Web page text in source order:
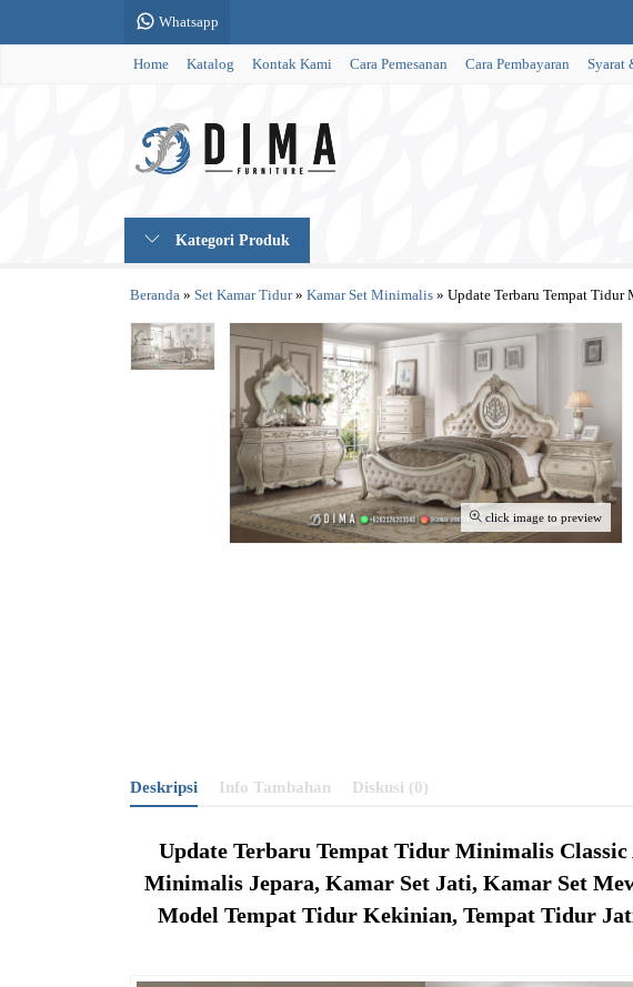
Whatsapp
Home Katalog Kontak Kami Cara Pemesanan Cara Pembayaran Syarat
Kategori Produk
Beranda » Set Kamar Tidur» Kamar Set Minimalis » Update Terbaru Tempat
click image to preview
Deskripsi Info Tambahan Diskusi (0)
Update Terbaru Tempat Tidur Minimalis
Minimalis Jepara, Kamar Set Jati, Kamar Set
Model Tempat Tidur Kekinian, Tempat Tidur